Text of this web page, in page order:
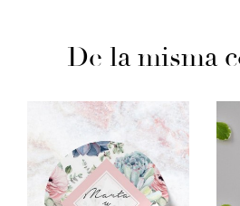
De la misma